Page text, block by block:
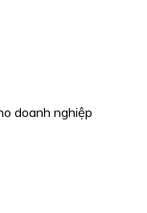
doanh nghiệp